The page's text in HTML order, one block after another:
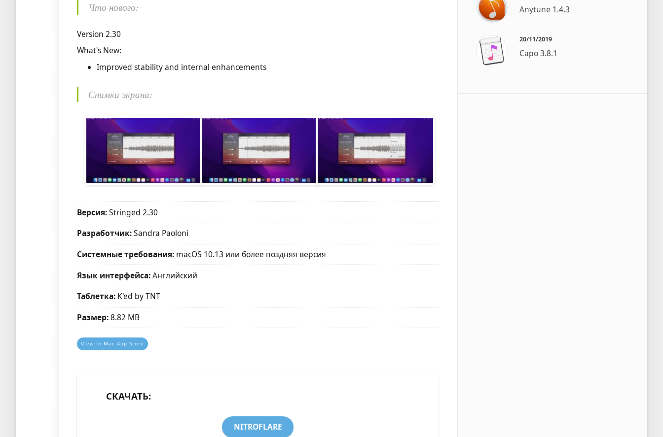
Что нового:
Version 2.30
What's New:
Improved stability and internal enhancements
Снимки экрана:
Версия:Stringed 2.30
Разработчик:Sandra Paoloni
Системные требования: macOS 10.13 или более поздняя версия
Язык интерфейса:Английский
Таблетка: K'ed by TNT
Размер:8.82 MB
View in Mac App Store
СКАЧАТЬ:
NITROFLARE
Anytune 1.4.3
20/11/2019
Capo 3.8.1